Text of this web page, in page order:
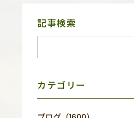
サ
ニ
記事検索
カテゴリー